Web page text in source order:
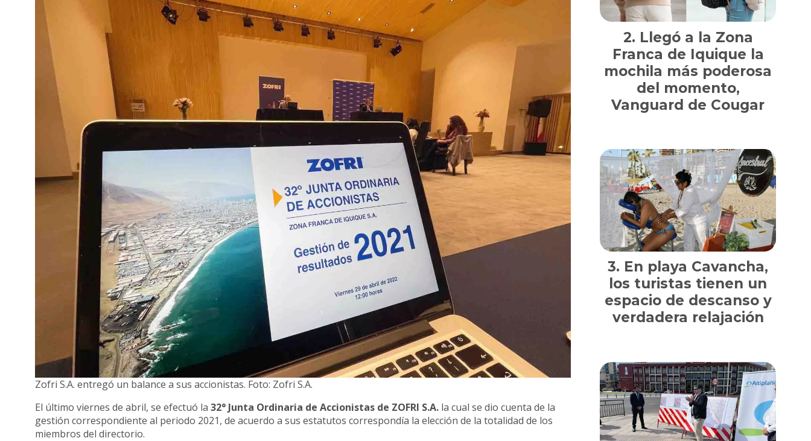
Zofri S.A. entregó un balance a sus accionistas. Foto: Zofri S.A.
El último viernes de abril, se efectuó la 32° Junta Ordinaria de Accionistas de ZOFRI S.A. la cual se dio cuenta de la
gestión correspondiente al periodo 2021, de acuerdo a sus estatutos correspondía la elección de la totalidad de los
miembros del directorio.
Llegó a la Zona
Franca de Iquique la
mochila más poderosa
del momento,
Vanguard de Cougar
En playa Cavancha,
los turistas tienen un
espacio de descanso y
verdadera relajación